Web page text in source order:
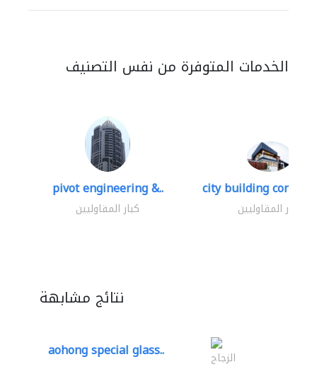
الخدمات المتوفرة من نفس التصنيف
pivot engineering &..
كبار المقاوليين
city building
كبار المقاوليين
نتائج مشابهة
aohong special glass.. الزجاج